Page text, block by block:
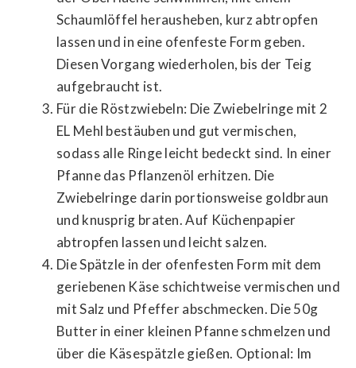
Schaumlöffel herausheben, kurz abtropfen
lassen und in eine ofenfeste Form geben.
Diesen Vorgang wiederholen, bis der Teig
aufgebraucht ist.
Für die Röstzwiebeln: Die Zwiebelringe mit 2
EL Mehl bestäuben und gut vermischen,
sodass alle Ringe leicht bedeckt sind. In einer
Pfanne das Pflanzenöl erhitzen. Die
Zwiebelringe darin portionsweise goldbraun
und knusprig braten. Auf Küchenpapier
abtropfen lassen und leicht salzen.
Die Spätzle in der ofenfesten Form mit dem
geriebenen Käse schichtweise vermischen und
mit Salz und Pfeffer abschmecken. Die 50g
Butter in einer kleinen Pfanne schmelzen und
über die Käsespätzle gießen. Optional: Im